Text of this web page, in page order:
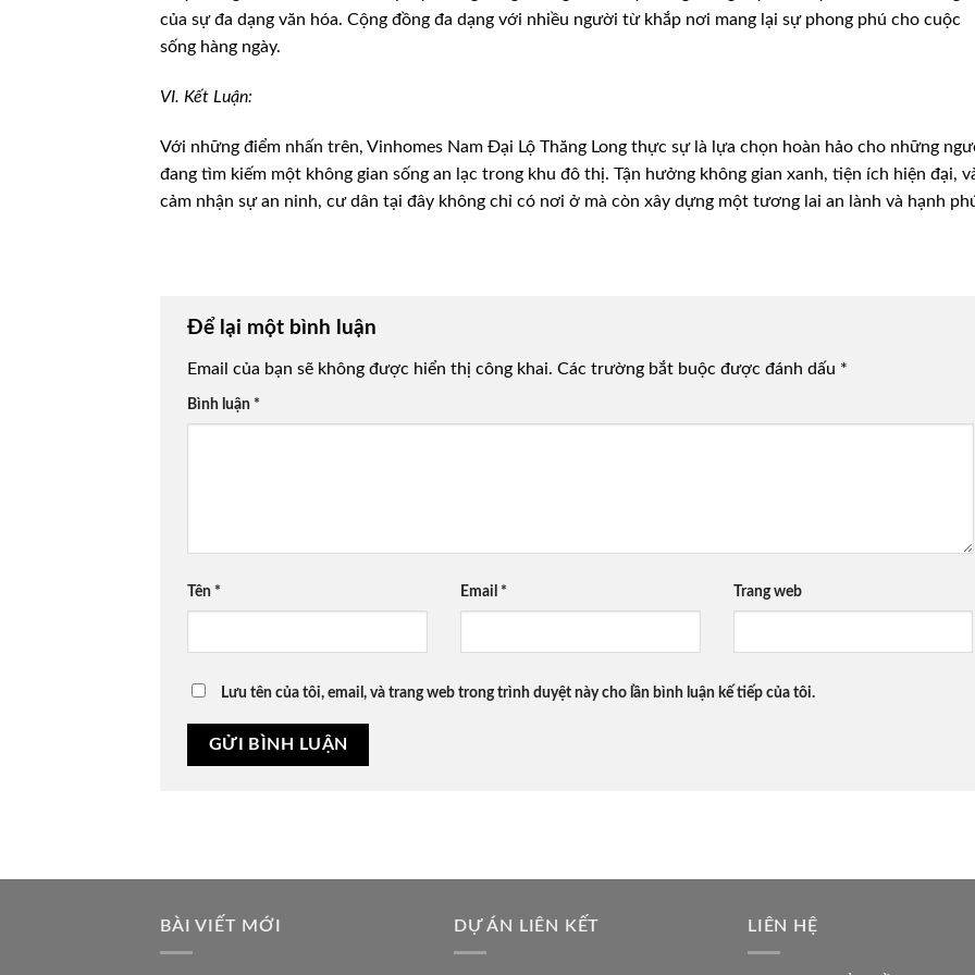
của sự đa dạng văn hóa. Cộng đồng đa dạng với nhiều người từ khắp nơi mang lại sự phong phú cho cuộc
sống hàng ngày.
VI. Kết Luận:
Với những điểm nhấn trên, Vinhomes Nam Đại Lộ Thăng Long thực sự là lựa chọn hoàn hảo cho những
đang tìm kiếm một không gian sống an lạc trong khu đô thị. Tận hưởng không gian xanh, tiện ích hiện đại,
cảm nhận sự an ninh, cư dân tại đây không chỉ có nơi ở mà còn xây dựng một tương lai an lành và hạnh
Để lại một bình luận
Email của bạn sẽ không được hiển thị công khai. Các trường bắt buộc được đánh dấu *
Bình luận *
Tên * Email * Trang web
Lưu tên của tôi, email, và trang web trong trình duyệt này cho lần bình luận kế tiếp của tôi.
BÀI VIẾT MỚI DỰ ÁN LIÊN KẾT LIÊN HỆ